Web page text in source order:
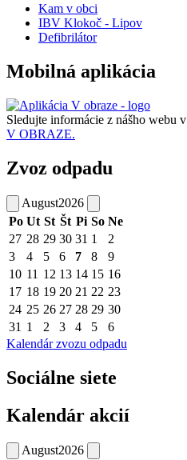
Kam v obci
IBV Klokoč - Lipov
Defibrilátor
Mobilná aplikácia
Sledujte informácie z nášho webu v
V OBRAZE.
Zvoz odpadu
August2026
Po Ut St Št Pi So Ne
27 28 29 30 31 1
2
3
4 5 6 7 8
9
10 11 12 13 14 15 16
17 18 19 20 21 22 23
24 25 26 27 28 29 30
31 1 2 3 4 5
6
Kalendár zvozu odpadu
Sociálne siete
Kalendár akcií
August2026